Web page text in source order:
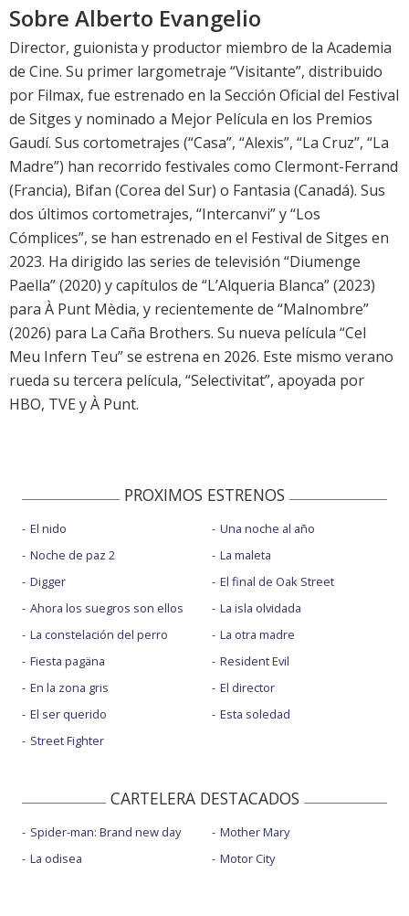
Sobre Alberto Evangelio
Director, guionista y productor miembro de la Academia
de Cine. Su primer largometraje “Visitante”, distribuido
por Filmax, fue estrenado en la Sección Oficial del Festival
de Sitges y nominado a Mejor Película en los Premios
Gaudí. Sus cortometrajes (“Casa”, “Alexis”, “La Cruz”, “La
Madre”) han recorrido festivales como Clermont-Ferrand
(Francia), Bifan (Corea del Sur) o Fantasia (Canadá). Sus
dos últimos cortometrajes, “Intercanvi” y “Los
Cómplices”, se han estrenado en el Festival de Sitges en
2023. Ha dirigido las series de televisión “Diumenge
Paella” (2020) y capítulos de “L’Alqueria Blanca” (2023)
para À Punt Mèdia, y recientemente de “Malnombre”
(2026) para La Caña Brothers. Su nueva película “Cel
Meu Infern Teu” se estrena en 2026. Este mismo verano
rueda su tercera película, “Selectivitat”, apoyada por
HBO, TVE y À Punt.
PROXIMOS ESTRENOS
El nido
Noche de paz 2
Digger
Ahora los suegros son ellos
La constelación del perro
Fiesta pagäna
En la zona gris
El ser querido
Street Fighter
Una noche al año
La maleta
El final de Oak Street
La isla olvidada
La otra madre
Resident Evil
El director
Esta soledad
CARTELERA DESTACADOS
Spider-man: Brand new day
La odisea
Mother Mary
Motor City